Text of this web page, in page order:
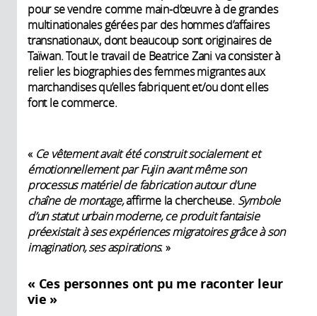
pour se vendre comme main-d’œuvre à de grandes
multinationales gérées par des hommes d’affaires
transnationaux, dont beaucoup sont originaires de
Taïwan. Tout le travail de Beatrice Zani va consister à
relier les biographies des femmes migrantes aux
marchandises qu’elles fabriquent et/ou dont elles
font le commerce.
« Ce vêtement avait été construit socialement et
émotionnellement par Fujin avant même son
processus matériel de fabrication autour d’une
chaîne de montage,affirme la chercheuse. Symbole
d’un statut urbain moderne, ce produit fantaisie
préexistait à ses expériences migratoires grâce à son
imagination, ses aspirations. »
« Ces personnes ont pu me raconter leur
vie »